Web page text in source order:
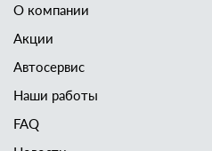
О компании
Акции
Автосервис
Наши работы
FAQ